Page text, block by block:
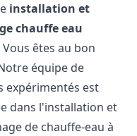
installation et
chauffe eau
Vous êtes au bon
équipe de
expérimentés est
dans l'installation et
de chauffe-eau à